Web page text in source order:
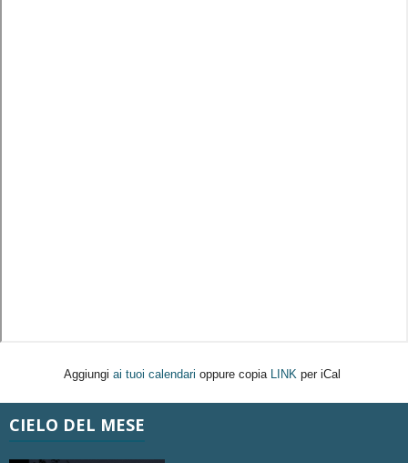
Aggiungi ai tuoi calendari oppure copia LINK per iCal
CIELO DEL MESE